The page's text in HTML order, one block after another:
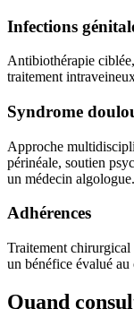
Infections
Antibiothérapie
traitement
Syndrome
Approche
périnéale, soutien
un médecin algologue.
Adhérences
Traitement
un bénéfice évalué au
Quand